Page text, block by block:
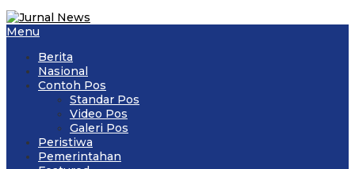
Menu
Berita
Nasional
Contoh Pos
Standar Pos
Video Pos
Galeri Pos
Peristiwa
Pemerintahan